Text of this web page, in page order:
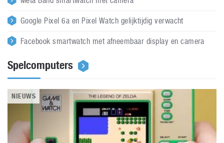
Google Pixel 6a en Pixel Watch gelijktijdig verwacht
Facebook smartwatch met afneembaar display en camera
Spelcomputers
NIEUWS